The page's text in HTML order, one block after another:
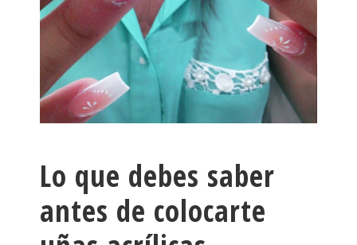
Lo que debes saber
antes de colocarte